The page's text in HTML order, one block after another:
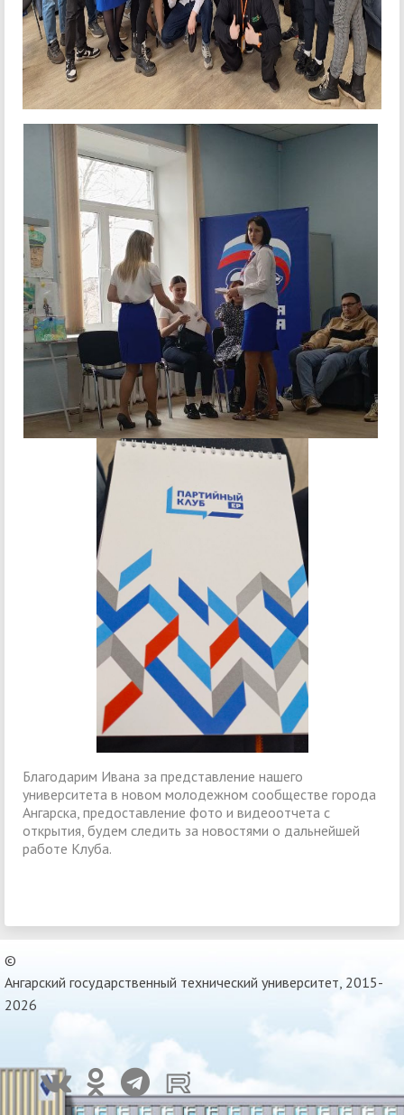
Благодарим Ивана за представление нашего
университета в новом молодежном сообществе города
Ангарска, предоставление фото и видеоотчета с
открытия, будем следить за новостями о дальнейшей
работе Клуба.
©
Ангарский государственный технический университет, 2015-
2026